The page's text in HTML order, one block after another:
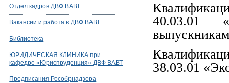
Отдел кадров ДВФ ВАВТ
Вакансии и работа в ДВФ ВАВТ
Библиотека
ЮРИДИЧЕСКАЯ КЛИНИКА при
кафедре «Юриспруденция» ДВФ ВАВТ
Предписания Рособрнадзора
40.03.01
38.03.01